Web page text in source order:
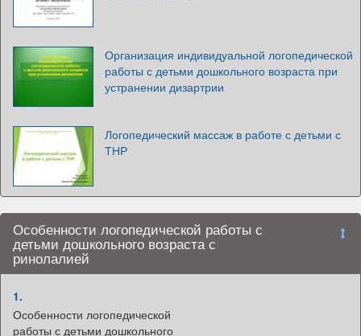
Организация индивидуальной логопедической
работы с детьми дошкольного возраста при
устранении дизартрии
Логопедический массаж в работе с детьми с
ТНР
Особенности логопедической работы с
детьми дошкольного возраста с
ринолалией
1.
Особенности логопедической
работы с детьми дошкольного